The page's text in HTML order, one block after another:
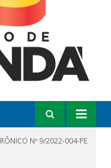
Nº 9/2022-004-PE